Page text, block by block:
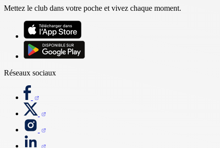
Mettez le club dans votre poche et vivez chaque moment.
Réseaux sociaux